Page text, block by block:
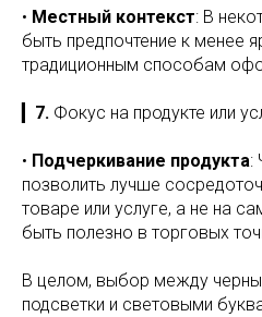
• Местный контекст: В
быть предпочтение к менее
традиционным способам
7. Фокус на продукте или
• Подчеркивание продукта:
позволить лучше
товаре или услуге, а не на
быть полезно в торговых
В целом, выбор между
подсветки и световыми